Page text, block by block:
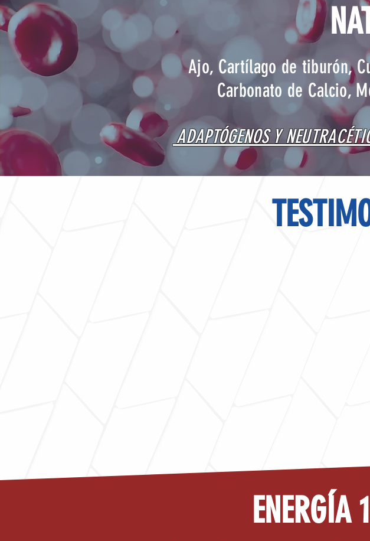
Ajo, Cartílago de tiburón,
Carbonato de Calcio,
ADAPTÓGENOS Y